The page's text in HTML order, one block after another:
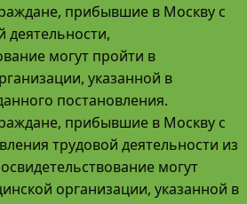
прибывшие в Москву с
деятельности,
могут пройти в
указанной в
постановления.
прибывшие в Москву с
трудовой деятельности из
могут
организации, указанной в